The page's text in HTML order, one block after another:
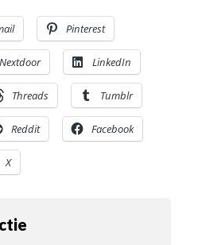
Pinterest
Nextdoor LinkedIn
Threads Tumblr
Reddit Facebook
X